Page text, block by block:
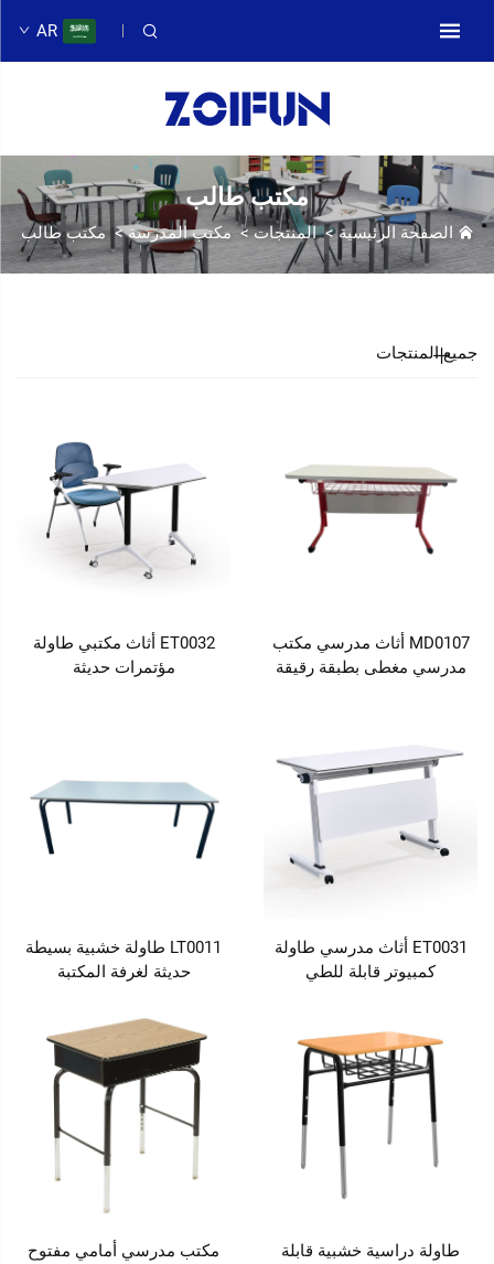
AR
مكتب طالب
الصفحة الرئيسية>المنتجات>مكتب المدرسة>مكتب طالب
جميع المنتجات
MD0107 أثاث مدرسي مكتب
مدرسي مغطى بطبقة رقيقة
ET0032 أثاث مكتبي طاولة
مؤتمرات حديثة
ET0031 أثاث مدرسي طاولة
كمبيوتر قابلة للطي
LT0011 طاولة خشبية بسيطة
حديثة لغرفة المكتبة
طاولة دراسية خشبية قابلة
مكتب مدرسي أمامي مفتوح